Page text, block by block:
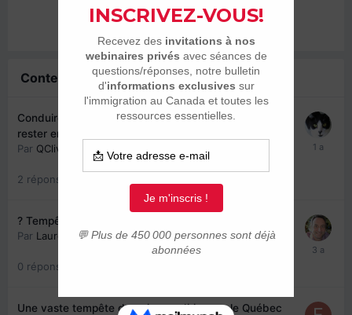
Il n’y a encore rien ici
Contenu similaire
Conduire au Québec en hiver : Vos conseils pour
rester en sécurité ?
Par QCliver 22 janvier 2025
2 réponses
?️ Tempête majeure au Québec à partir de jeudi soir ?
Par Laurent ,21 décembre 2022
0 réponse
Une vaste tempête de neige se dirige sur le Québec